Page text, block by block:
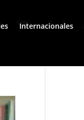
Internacionales